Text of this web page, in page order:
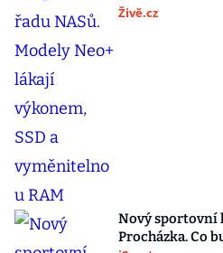
Živě.cz
Nový sportovní
Procházka. Co